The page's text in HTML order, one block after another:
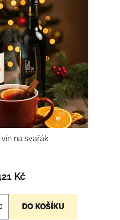
na svařák
Kč
DO KOŠÍKU